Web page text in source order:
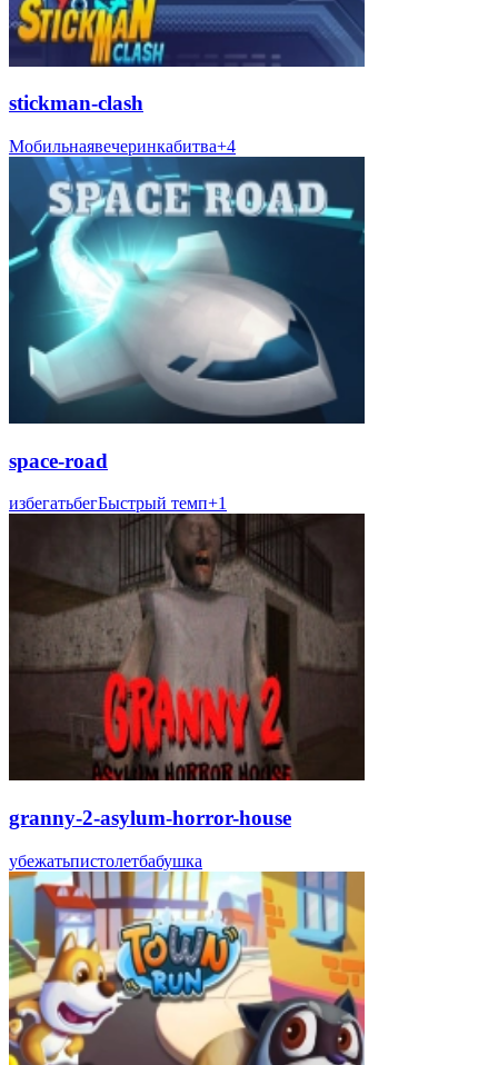
stickman-clash
Мобильнаявечеринкабитва+4
space-road
избегатьбегБыстрый темп+1
granny-2-asylum-horror-house
убежатьпистолетбабушка